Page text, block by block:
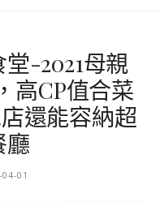
-2021母親
高CP值合菜
還能容納超
廳
01